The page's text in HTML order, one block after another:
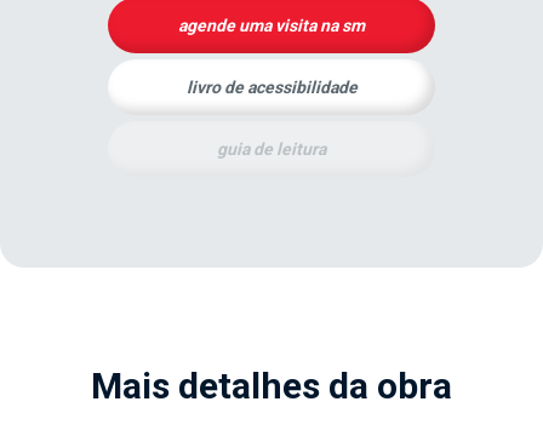
agende uma visita na sm
livro de acessibilidade
guia de leitura
Mais detalhes da obra